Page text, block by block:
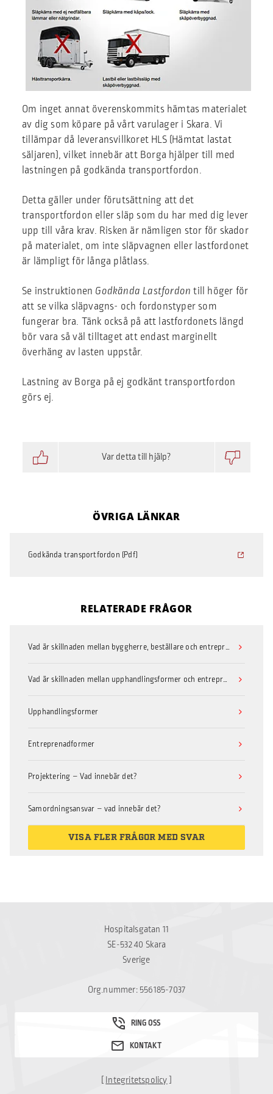
Om inget annat överenskommits hämtas materialet
av dig som köpare på vårt varulager i Skara. Vi
tillämpar då leveransvillkoret HLS (Hämtat lastat
säljaren), vilket innebär att Borga hjälper till med
lastningen på godkända transportfordon.
Detta gäller under förutsättning att det
transportfordon eller släp som du har med dig lever
upp till våra krav. Risken är nämligen stor för skador
på materialet, om inte släpvagnen eller lastfordonet
är lämpligt för långa plåtlass.
Se instruktionen Godkända Lastfordon till höger för
att se vilka släpvagns- och fordonstyper som
fungerar bra. Tänk också på att lastfordonets längd
bör vara så väl tilltaget att endast marginellt
överhäng av lasten uppstår.
Lastning av Borga på ej godkänt transportfordon
görs ej.
Var detta till hjälp?
ÖVRIGA LÄNKAR
Godkända transportfordon (Pdf)
RELATERADE FRÅGOR
Vad är skillnaden mellan byggherre, beställare och entreprenör?
Vad är skillnaden mellan upphandlingsformer och entreprenadformer?
Upphandlingsformer
Entreprenadformer
Projektering – Vad innebär det?
Samordningsansvar – vad innebär det?
VISA FLER FRÅGOR MED SVAR
Hospitalsgatan 11
SE-532 40 Skara
Sverige
Org.nummer: 556185-7037
[Integritetspolicy]